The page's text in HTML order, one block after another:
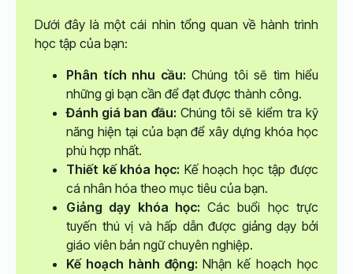
Dưới đây là một cái nhìn tổng quan về hành trình
học tập của bạn:
Phân tích nhu cầu: Chúng tôi sẽ tìm hiểu
những gì bạn cần để đạt được thành công.
Đánh giá ban đầu: Chúng tôi sẽ kiểm tra kỹ
năng hiện tại của bạn để xây dựng khóa học
phù hợp nhất.
Thiết kế khóa học: Kế hoạch học tập được
cá nhân hóa theo mục tiêu của bạn.
Giảng dạy khóa học: Các buổi học trực
tuyến thú vị và hấp dẫn được giảng dạy bởi
giáo viên bản ngữ chuyên nghiệp.
Kế hoạch hành động: Nhận kế hoạch học